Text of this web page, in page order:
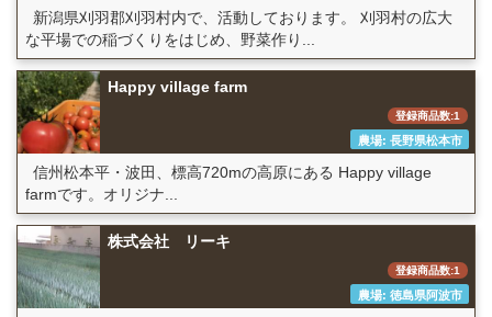
新潟県刈羽郡刈羽村内で、活動しております。 刈羽村の広大
な平場での稲づくりをはじめ、野菜作り...
Happy village farm
登録商品数:1
農場: 長野県松本市
信州松本平・波田、標高720mの高原にある Happy village
farmです。オリジナ...
株式会社 リーキ
登録商品数:1
農場: 徳島県阿波市